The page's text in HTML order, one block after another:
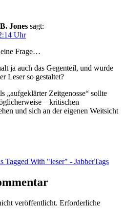
Jones sagt:
Uhr
Frage…
ja auch das Gegenteil, und wurde
Leser so gestaltet?
„aufgeklärter Zeitgenosse“ sollte
– kritischen
und sich an der eigenen Weitsicht
Tagged With "leser" - JabberTags
veröffentlicht. Erforderliche